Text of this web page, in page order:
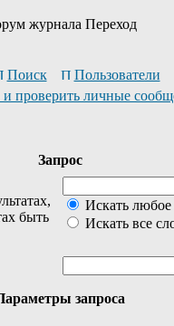
журнала Переход
Поиск Пользователи
проверить личные
Запрос
быть
Искать любое
Искать все
запроса